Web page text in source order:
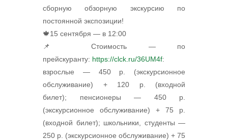
сборную обзорную экскурсию по
постоянной экспозиции!
🍁15 сентября — в 12:00
📌 Стоимость — по
прейскуранту: https://clck.ru/36UM4f:
взрослые — 450 р. (экскурсионное
обслуживание) + 120 р. (входной
билет); пенсионеры — 450 р.
(экскурсионное обслуживание) + 75 р.
(входной билет); школьники, студенты —
250 р. (экскурсионное обслуживание) + 75